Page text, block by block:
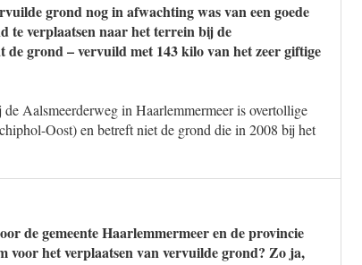
grond nog in afwachting was van een goede
te verplaatsen naar het terrein bij de
grond – vervuild met 143 kilo van het zeer giftige
Aalsmeerderweg in Haarlemmermeer is overtollige
Oost) en betreft niet de grond die in 2008 bij het
de gemeente Haarlemmermeer en de provincie
voor het verplaatsen van vervuilde grond? Zo ja,